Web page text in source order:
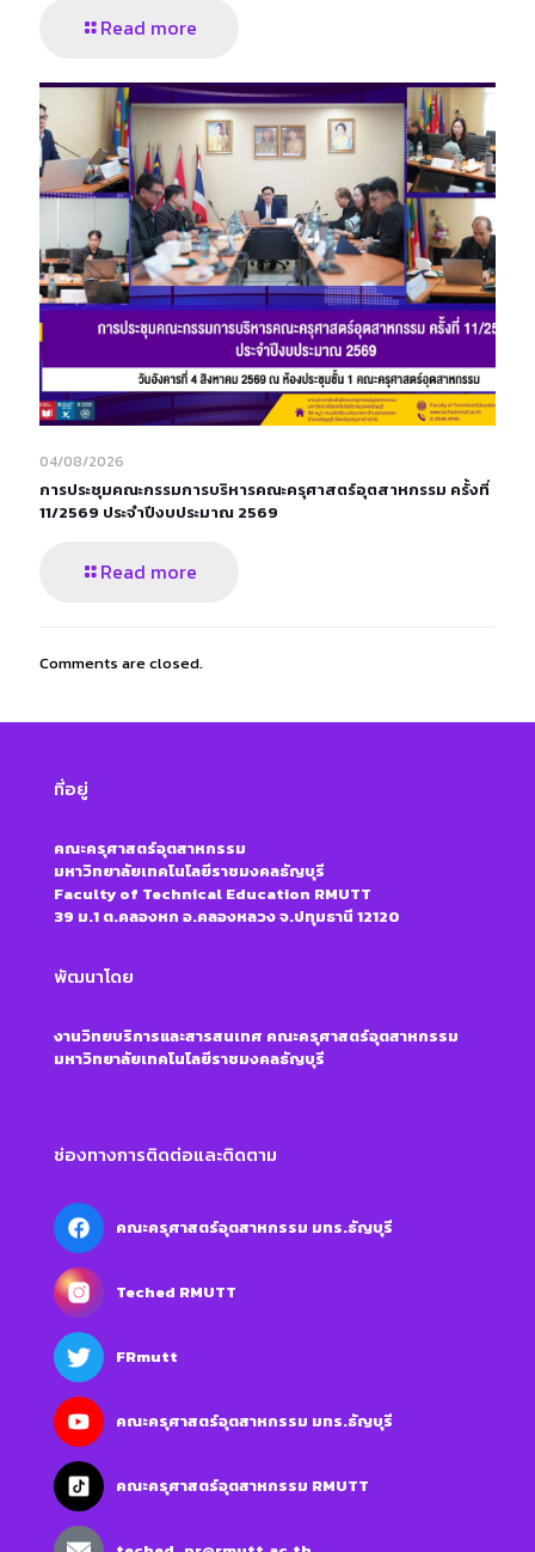
Read more
04/08/2026
การประชุมคณะกรรมการบริหารคณะครุศาสตร์อุตสาหกรรม ครั้งที่
11/2569 ประจำปีงบประมาณ 2569
Read more
Comments are closed.
ที่อยู่
คณะครุศาสตร์อุตสาหกรรม
มหาวิทยาลัยเทคโนโลยีราชมงคลธัญบุรี
Faculty of Technical Education RMUTT
39 ม.1 ต.คลองหก อ.คลองหลวง จ.ปทุมธานี 12120
พัฒนาโดย
งานวิทยบริการและสารสนเทศ คณะครุศาสตร์อุตสาหกรรม
มหาวิทยาลัยเทคโนโลยีราชมงคลธัญบุรี
ช่องทางการติดต่อและติดตาม
คณะครุศาสตร์อุตสาหกรรม มทร.ธัญบุรี
Teched RMUTT
FRmutt
คณะครุศาสตร์อุตสาหกรรม มทร.ธัญบุรี
คณะครุศาสตร์อุตสาหกรรม RMUTT